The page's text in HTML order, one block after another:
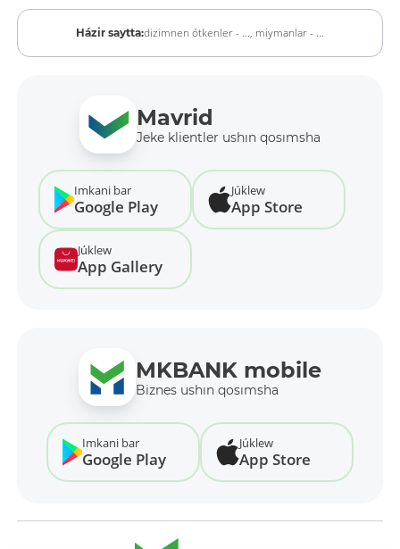
Házir saytta:dizimnen ótkenler - ..., miymanlar - ...
Mavrid
Jeke klientler ushın qosımsha
Imkani bar
Google Play
Júklew
App Store
Júklew
App Gallery
MKBANK mobile
Biznes ushın qosımsha
Imkani bar
Google Play
Júklew
App Store